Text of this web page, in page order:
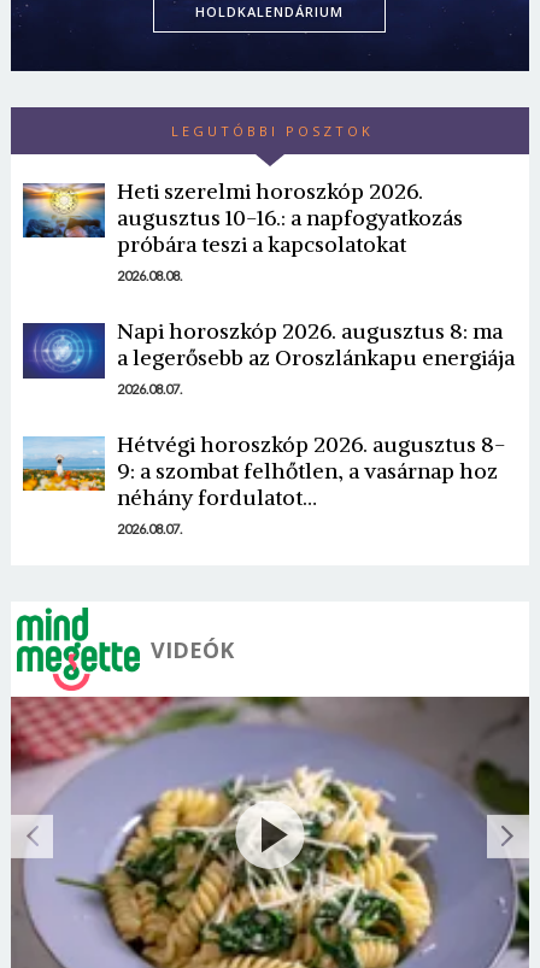
HOLDKALENDÁRIUM
LEGUTÓBBI POSZTOK
Heti szerelmi horoszkóp 2026.
augusztus 10-16.: a napfogyatkozás
próbára teszi a kapcsolatokat
2026.08.08.
Napi horoszkóp 2026. augusztus 8: ma
a legerősebb az Oroszlánkapu energiája
2026.08.07.
Hétvégi horoszkóp 2026. augusztus 8-
9: a szombat felhőtlen, a vasárnap hoz
néhány fordulatot…
2026.08.07.
VIDEÓK
Borsonline bejelentkezés
E-mail cím vagy felhasználónév
Jelszó